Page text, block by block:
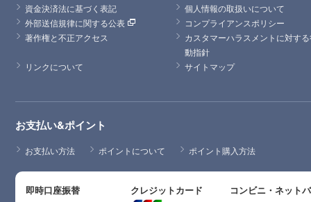
資金決済法に基づく表記
個人情報の取扱いについて
外部送信規律に関する公表
コンプライアンスポリシー
著作権と不正アクセス
カスタマーハラスメントに対す
動指針
リンクについて
サイトマップ
お支払い&ポイント
お支払い方法 ポイントについて ポイント購入方法
即時口座振替 クレジットカード コンビニ・ネット